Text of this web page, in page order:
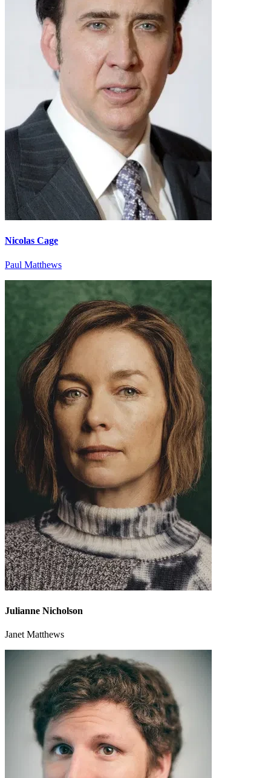
Nicolas Cage
Paul Matthews
Julianne Nicholson
Janet Matthews